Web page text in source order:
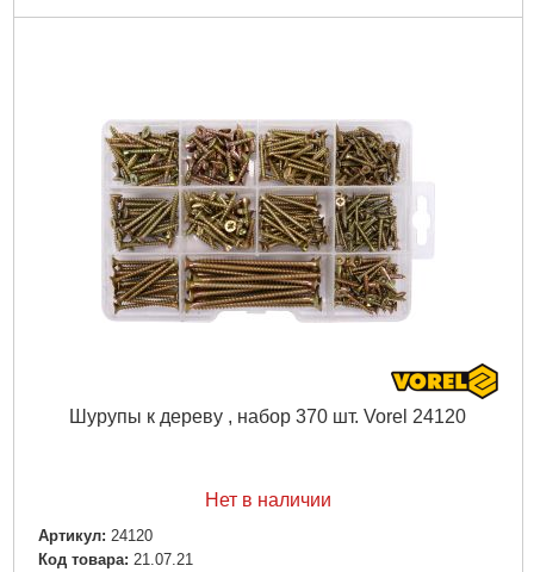
Код товара: 21.07.26
Вес брутто: 865 г
Подробнее...
Шурупы к дереву , набор 370 шт. Vorel 24120
Нет в наличии
Артикул: 24120
Код товара: 21.07.21